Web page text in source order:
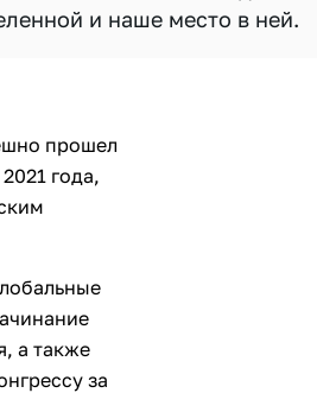
и наше место в ней.
прошел
года,
а также
за